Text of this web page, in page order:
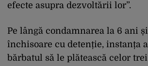
efecte asupra dezvoltării lor”.
Pe lângă condamnarea la 6 ani
închisoare cu detenție, instanța
bărbatul să le plătească celor